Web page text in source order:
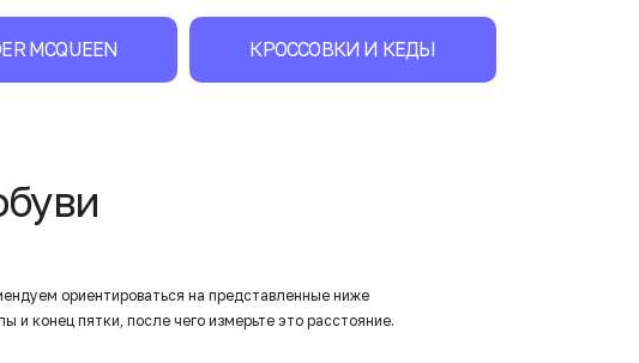
MCQUEEN КРОССОВКИ И КЕДЫ
ориентироваться на представленные ниже
конец пятки, после чего измерьте это расстояние.